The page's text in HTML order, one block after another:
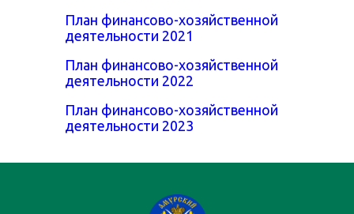
План финансово-хозяйственной
деятельности 2021
План финансово-хозяйственной
деятельности 2022
План финансово-хозяйственной
деятельности 2023